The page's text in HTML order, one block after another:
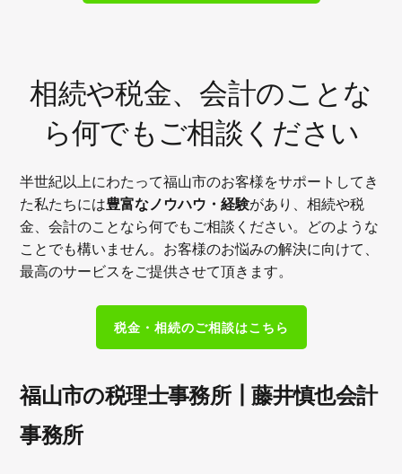
相続や税金、会計のことな
ら何でもご相談ください
半世紀以上にわたって福山市のお客様をサポートしてき
た私たちには豊富なノウハウ・経験があり、相続や税
金、会計のことなら何でもご相談ください。どのような
ことでも構いません。お客様のお悩みの解決に向けて、
最高のサービスをご提供させて頂きます。
税金・相続のご相談はこちら
福山市の税理士事務所┃藤井慎也会計
事務所